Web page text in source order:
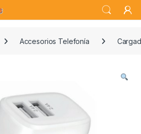
Accesorios Telefonía